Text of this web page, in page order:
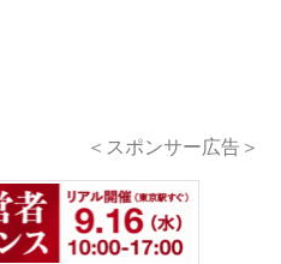
＜スポンサー広告＞